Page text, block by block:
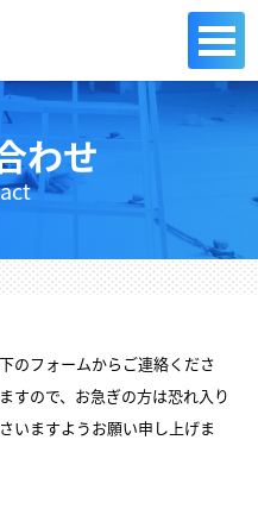
わせ
のフォームからご連絡くださ
すので、お急ぎの方は恐れ入り
いますようお願い申し上げま